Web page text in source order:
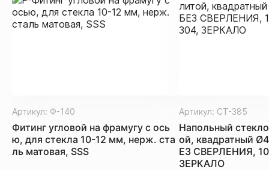
Артикул: Ф-140
Фитинг угловой на фрамугу с ось
ю, для стекла 10-12 мм, нерж. ста
ль матовая, SSS
Артикул: СТ-385
Напольный
ой, квадратный
ЕЗ СВЕРЛЕНИЯ,
ЗЕРКАЛО